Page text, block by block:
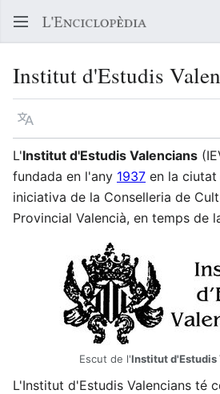
Institut d'Estudis
Llegir en un atre idioma
L'Institut d'Estudis Valencians
fundada en l'any 1937 en la ciutat
iniciativa de la Conselleria de
Provincial Valencià, en temps de
Escut de l'Institut d'Estudis
L'Institut d'Estudis Valencians té